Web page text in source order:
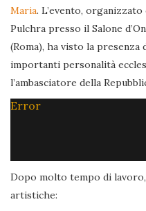
Maria. L’evento,
Pulchra presso il Salone
(Roma), ha visto la
importanti personalità
l’ambasciatore della
Error
Dopo molto tempo di
artistiche: